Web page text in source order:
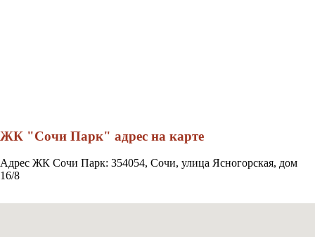
ЖК "Сочи Парк" адрес на карте
Адрес ЖК Сочи Парк: 354054, Сочи, улица Ясногорская, дом
16/8